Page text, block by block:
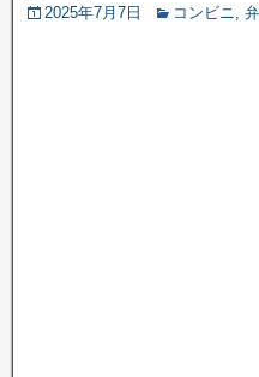
2025年7月7日 コンビニ,